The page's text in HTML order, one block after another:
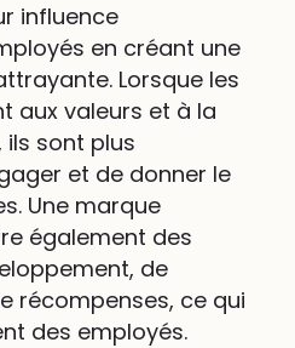
influence
en créant une
Lorsque les
aux valeurs et à la
ils sont plus
et de donner le
Une marque
également des
de
récompenses, ce qui
des employés.